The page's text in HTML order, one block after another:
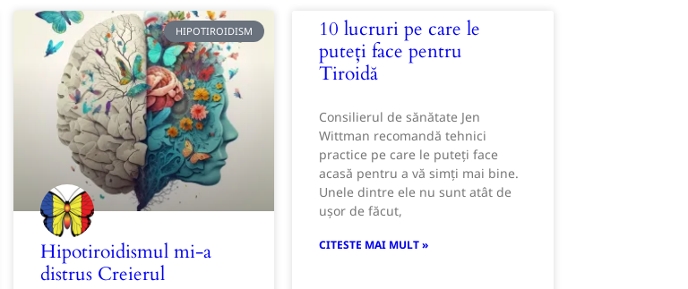
HIPOTIROIDISM
Hipotiroidismul mi-a
distrus Creierul
10 lucruri pe care le
puteți face pentru
Tiroidă
Consilierul de sănătate Jen
Wittman recomandă tehnici
practice pe care le puteți face
acasă pentru a vă simți mai bine.
Unele dintre ele nu sunt atât de
ușor de făcut,
CITESTE MAI MULT »